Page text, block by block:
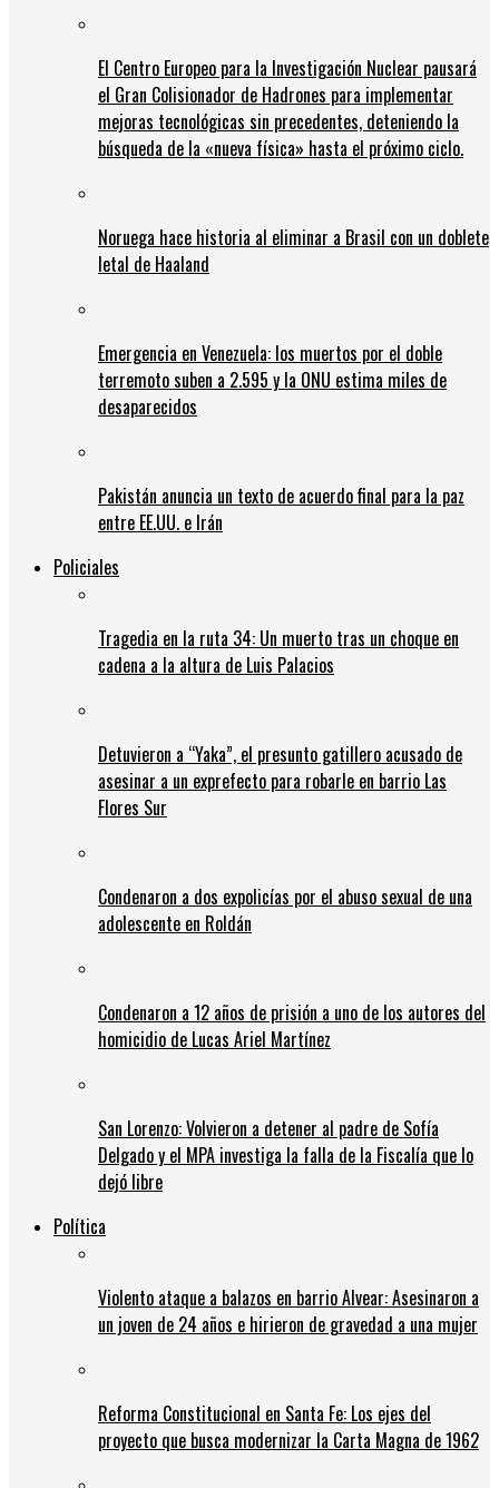
El Centro Europeo para la Investigación Nuclear pausará
el Gran Colisionador de Hadrones para implementar
mejoras tecnológicas sin precedentes, deteniendo la
búsqueda de la «nueva física» hasta el próximo ciclo.
Noruega hace historia al eliminar a Brasil con un doblete
letal de Haaland
Emergencia en Venezuela: los muertos por el doble
terremoto suben a 2.595 y la ONU estima miles de
desaparecidos
Pakistán anuncia un texto de acuerdo final para la paz
entre EE.UU. e Irán
Policiales
Tragedia en la ruta 34: Un muerto tras un choque en
cadena a la altura de Luis Palacios
Detuvieron a “Yaka”, el presunto gatillero acusado de
asesinar a un exprefecto para robarle en barrio Las
Flores Sur
Condenaron a dos expolicías por el abuso sexual de una
adolescente en Roldán
Condenaron a 12 años de prisión a uno de los autores del
homicidio de Lucas Ariel Martínez
San Lorenzo: Volvieron a detener al padre de Sofía
Delgado y el MPA investiga la falla de la Fiscalía que lo
dejó libre
Política
Violento ataque a balazos en barrio Alvear: Asesinaron a
un joven de 24 años e hirieron de gravedad a una mujer
Reforma Constitucional en Santa Fe: Los ejes del
proyecto que busca modernizar la Carta Magna de 1962